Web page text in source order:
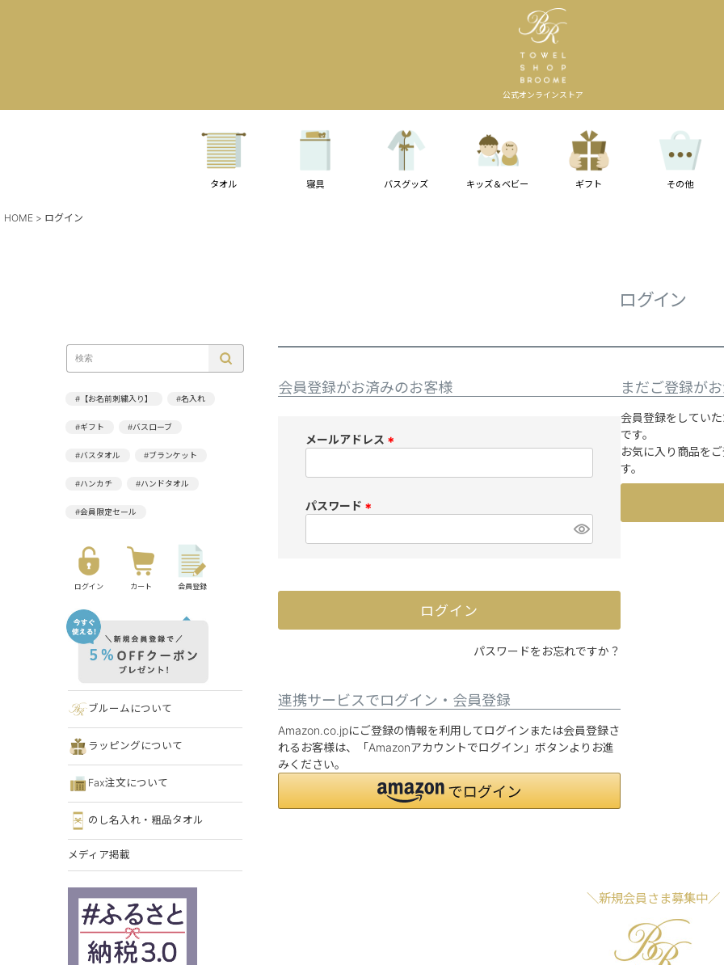
公式オンラインストア
タオル 寝具 バスグッズ キッズ＆ベビー ギフト その他
HOME ログイン
#【お名前刺繍入り】 #名入れ
#ギフト #バスローブ
#バスタオル #ブランケット
#ハンカチ #ハンドタオル
#会員限定セール
ログイン カート 会員登録
ブルームについて
ラッピングについて
Fax注文について
のし名入れ・粗品タオル
メディア掲載
ログイン
会員登録がお済みのお客様
メールアドレス
必
)
パスワード
必
ログイン
パスワードをお忘れですか？
連携サービスでログイン・会員登録
Amazon.co.jpにご登録の情報を利用してログインまたは会員登録さ
れるお客様は、「Amazonアカウントでログイン」ボタンよりお進
みください。
まだご登録が
会員登録をしてい
です。
お気に入り商品を
す。
＼新規会員さま募集中／